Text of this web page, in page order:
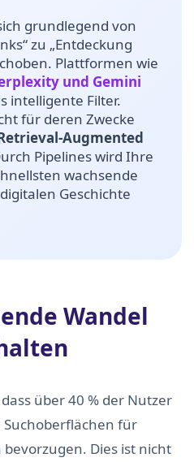
grundlegend von
zu „Entdeckung
Plattformen wie
und Gemini
intelligente Filter.
für deren Zwecke
Augmented
Pipelines wird Ihre
wachsende
Geschichte
Wandel
über 40 % der Nutzer
für
Dies ist nicht